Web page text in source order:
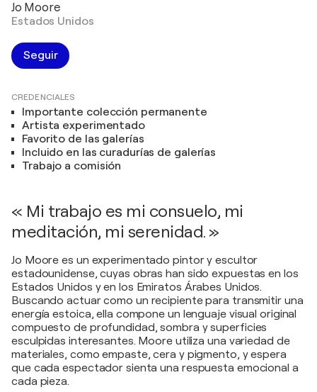
Jo Moore
Estados Unidos
Seguir
CREDENCIALES
Importante colección permanente
Artista experimentado
Favorito de las galerías
Incluido en las curadurías de galerías
Trabajo a comisión
« Mi trabajo es mi consuelo, mi
meditación, mi serenidad. »
Jo Moore es un experimentado pintor y escultor
estadounidense, cuyas obras han sido expuestas en los
Estados Unidos y en los Emiratos Árabes Unidos.
Buscando actuar como un recipiente para transmitir una
energía estoica, ella compone un lenguaje visual original
compuesto de profundidad, sombra y superficies
esculpidas interesantes. Moore utiliza una variedad de
materiales, como empaste, cera y pigmento, y espera
que cada espectador sienta una respuesta emocional a
cada pieza.